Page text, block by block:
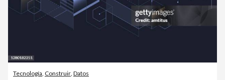
Tecnología, Construir, Datos